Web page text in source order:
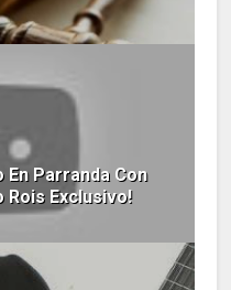
En Parranda Con
Rois Exclusivo!